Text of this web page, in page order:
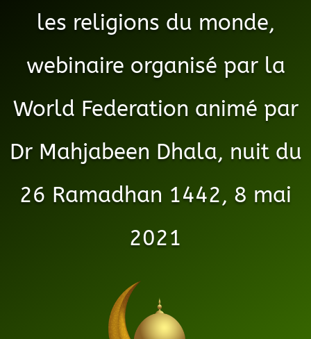
les religions du monde,
webinaire organisé par la
World Federation animé par
Dr Mahjabeen Dhala, nuit du
26 Ramadhan 1442, 8 mai
2021